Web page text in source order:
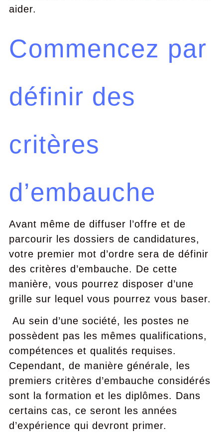
aider.
Commencez par
définir des
critères
d’embauche
Avant même de diffuser l’offre et de
parcourir les dossiers de candidatures,
votre premier mot d’ordre sera de définir
des critères d’embauche. De cette
manière, vous pourrez disposer d’une
grille sur lequel vous pourrez vous baser.
Au sein d’une société, les postes ne
possèdent pas les mêmes qualifications,
compétences et qualités requises.
Cependant, de manière générale, les
premiers critères d’embauche considérés
sont la formation et les diplômes. Dans
certains cas, ce seront les années
d’expérience qui devront primer.